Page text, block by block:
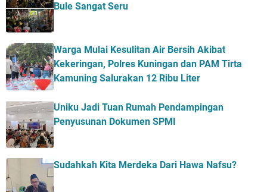
Bule Sangat Seru
Warga Mulai Kesulitan Air Bersih Akibat
Kekeringan, Polres Kuningan dan PAM Tirta
Kamuning Salurakan 12 Ribu Liter
Uniku Jadi Tuan Rumah Pendampingan
Penyusunan Dokumen SPMI
Sudahkah Kita Merdeka Dari Hawa Nafsu?